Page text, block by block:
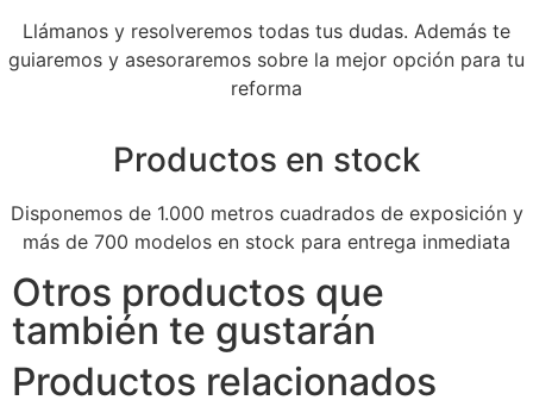
Llámanos y resolveremos todas tus dudas. Además te
guiaremos y asesoraremos sobre la mejor opción para tu
reforma
Productos en stock
Disponemos de 1.000 metros cuadrados de exposición y
más de 700 modelos en stock para entrega inmediata
Otros productos que
también te gustarán
Productos relacionados